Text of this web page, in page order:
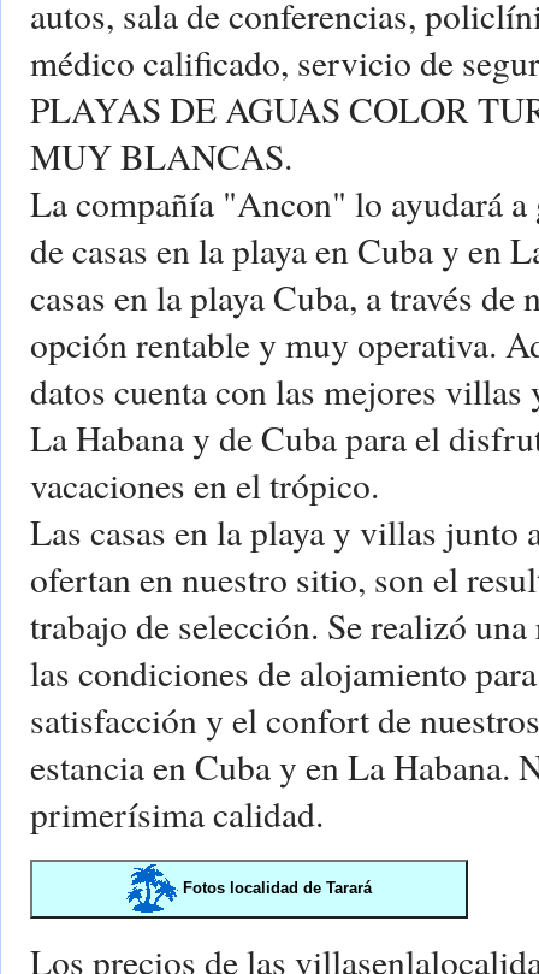
autos, sala de conferencias,
médico calificado, servicio de
PLAYAS DE AGUAS COLOR
MUY BLANCAS.
La compañía "Ancon" lo ayudará
de casas en la playa en Cuba y en
casas en la playa Cuba, a través de
opción rentable y muy operativa.
datos cuenta con las mejores villas
La Habana y de Cuba para el
vacaciones en el trópico.
Las casas en la playa y villas junto
ofertan en nuestro sitio, son el
trabajo de selección. Se realizó
las condiciones de alojamiento
satisfacción y el confort de
estancia en Cuba y en La Habana.
primerísima calidad.
Fotos localidad de Tarará
Los precios de las